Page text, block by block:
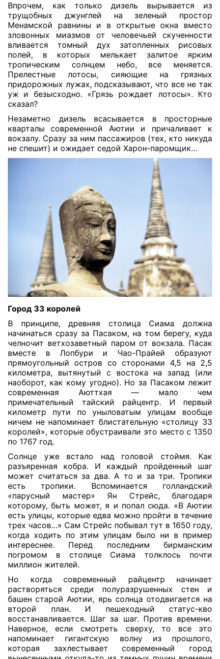
Впрочем, как только дизель вырывается из
трущобных джунглей на зеленый простор
Менамской равнины и в открытые окна вместо
зловонных миазмов от человечьей скученности
вливается томный дух затопленных рисовых
полей, в которых мелькает залитое ярким
тропическим солнцем небо, все меняется.
Прелестные лотосы, сияющие на грязных
придорожных лужах, подсказывают, что все не так
уж и безысходно. «Грязь рождает лотосы». Кто
сказал?
Незаметно дизель всасывается в просторные
кварталы современной Аютии и причаливает к
вокзалу. Сразу за ним пассажиров (тех, кто никуда
не спешит) и ожидает седой Харон-паромщик…
Город 33 королей
В принципе, древняя столица Сиама должна
начинаться сразу за Пасаком, на том берегу, куда
челночит ветхозаветный паром от вокзала. Пасак
вместе в Лопбури и Чао-Прайей образуют
прямоугольный остров со сторонами 4,5 на 2,5
километра, вытянутый с востока на запад (или
наоборот, как кому угодно). Но за Пасаком лежит
современная Аюттхая — мало чем
примечательный тайский райцентр. И первый
километр пути по уныловатым улицам вообще
ничем не напоминает блистательную «столицу 33
королей», которые обустраивали это место с 1350
по 1767 год.
Солнце уже встало над головой стоймя. Как
разъяренная кобра. И каждый пройденный шаг
может считаться за два. А то и за три. Тропики
есть тропики. Вспоминается голландский
«парусный мастер» Ян Стрейс, благодаря
которому, быть может, я и попал сюда. «В Аютии
есть улицы, которые едва можно пройти в течение
трех часов…» Сам Стрейс побывал тут в 1650 году,
когда ходить по этим улицам было ни в пример
интереснее. Перед последним бирманским
погромом в столице Сиама толклось почти
миллион жителей.
Но когда современный райцентр начинает
растворяться среди полуразрушенных стен и
башен старой Аютии, ярь солнца отодвигается на
второй план. И пешеходный статус-кво
восстанавливается. Шаг за шаг. Против времени.
Наверное, если смотреть сверху, то все это
напоминает гигантскую волну из прошлого,
которая захлестывает современный город